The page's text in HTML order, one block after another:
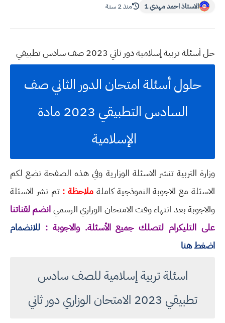
الاستاذ احمد مهدي 1 منذ 2 سنة
حل أسئلة تربية إسلامية دور ثاني 2023 صف سادس تطبيقي
حلول أسئلة امتحان الدور الثاني صف
السادس التطبيقي 2023 مادة
الإسلامية
وزارة التربية تنشر الاسئلة الوزارية وفي هذه الصفحة نضع لكم
الاسئلة مع الاجوبة النموذجية كاملة ملاحظة : تم نشر الاسئلة
والاجوبة بعد انتهاء وقت الامتحان الوزاري الرسميانضم لقناتنا
على التليكرام لتصلك جميع الأسئلة. والاجوبة : للانضمام
اضغط هنا
اسئلة تربية إسلامية للصف سادس
تطبيقي 2023 الامتحان الوزاري دور ثاني